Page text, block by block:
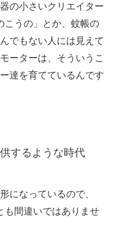
の小さいクリエイター
こうの」とか、蚊帳の
でもない人には見えて
ーターは、そういうこ
達を育てているんです
するような時代
になっているので、
も間違いではありませ